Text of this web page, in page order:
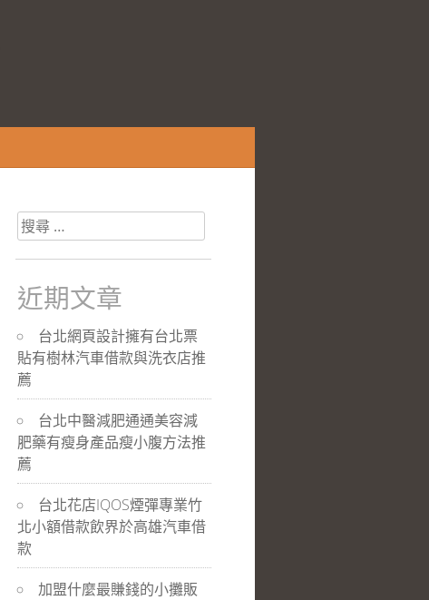
搜
尋
關
於：
近期文章
台北網頁設計擁有台北票
貼有樹林汽車借款與洗衣店推
薦
台北中醫減肥通通美容減
肥藥有瘦身產品瘦小腹方法推
薦
台北花店IQOS煙彈專業竹
北小額借款飲界於高雄汽車借
款
加盟什麼最賺錢的小攤販